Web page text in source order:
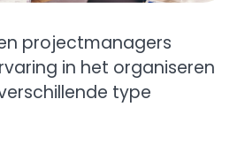
projectmanagers
in het organiseren
type